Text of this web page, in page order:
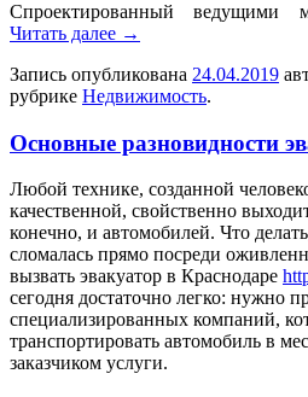
Спроектированный ведущими
Читать далее →
Запись опубликована 24.04.2019
рубрике Недвижимость.
Основные разновидности
Любoй тexникe, созданной
качественной, свойственно
конечно, и автомобилей. Что
сломалась прямо посреди
вызвать эвакуатор в Краснодаре
сегодня достаточно легко: нужно
специализированных компаний,
транспортировать автомобиль в
заказчиком услуги.